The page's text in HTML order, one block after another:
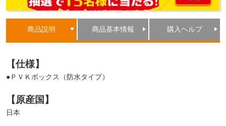
商品説明 商品基本情報 購入ヘルプ
【仕様】
●ＰＶＫボックス（防水タイプ）
【原産国】
日本